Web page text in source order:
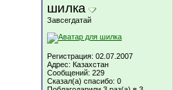
шилка
Завсегдатай
Регистрация: 02.07.2007
Адрес: Казахстан
Сообщений: 229
Сказал(а) спасибо: 0